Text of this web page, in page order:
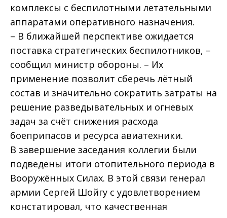
комплексы с беспилотными летательными
аппаратами оперативного назначения.
– В ближайшей перспективе ожидается
поставка стратегических беспилотников, –
сообщил министр обороны. – Их
применение позволит сберечь лётный
состав и значительно сократить затраты на
решение разведывательных и огневых
задач за счёт снижения расхода
боеприпасов и ресурса авиатехники.
В завершение заседания коллегии были
подведены итоги отопительного периода в
Вооружённых Силах. В этой связи генерал
армии Сергей Шойгу с удовлетворением
констатировал, что качественная